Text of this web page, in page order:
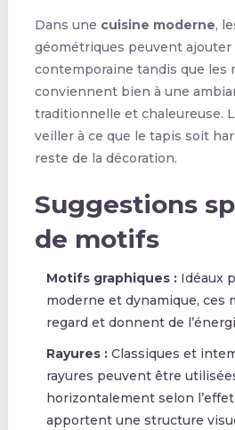
Dans une cuisine moderne,
géométriques peuvent ajouter
contemporaine tandis que les
conviennent bien à une
traditionnelle et chaleureuse.
veiller à ce que le tapis soit
reste de la décoration.
Suggestions
de motifs
Motifs graphiques :Idéaux
moderne et dynamique, ces
regard et donnent de
Rayures :Classiques et
rayures peuvent être
horizontalement selon
apportent une structure